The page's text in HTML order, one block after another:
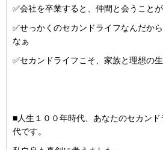
✅会社を卒業すると、仲間と会うこと
✅せっかくのセカンドライフなんだか
なぁ
✅セカンドライフこそ、家族と理想の
■人生１００年時代、あなたのセカン
代です。